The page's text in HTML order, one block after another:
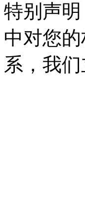
特别声
中对您
系，我们